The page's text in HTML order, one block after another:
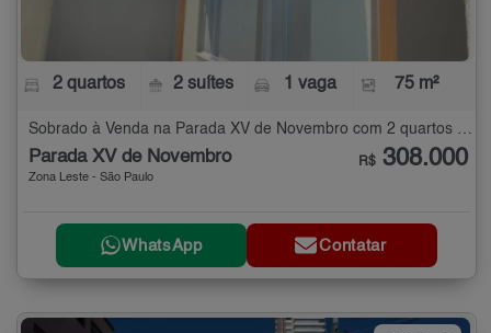
2 quartos 2 suítes 1 vaga 75 m²
Sobrado à Venda na Parada XV de Novembro com 2 quartos - 75 m²
Parada XV de Novembro
Zona Leste - São Paulo
R$ 308.000
WhatsApp Contatar